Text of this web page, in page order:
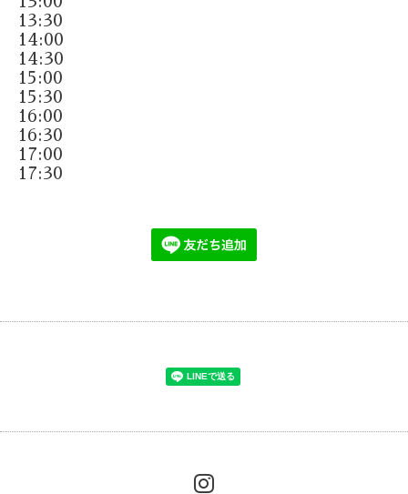
13:30
14:00
14:30
15:00
15:30
16:00
16:30
17:00
17:30